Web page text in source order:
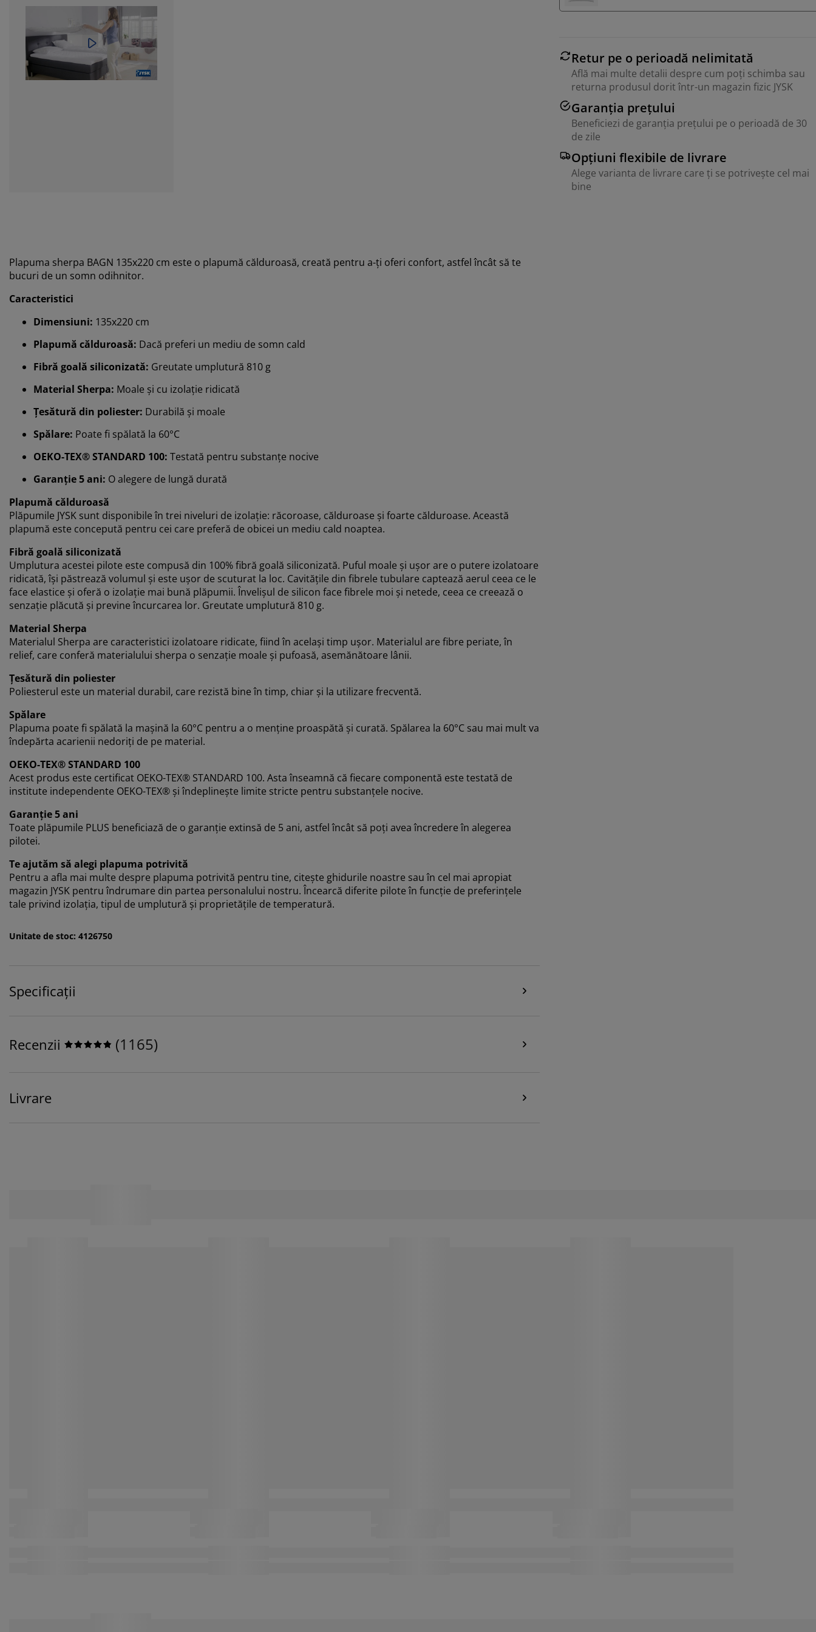
Retur pe o perioadă nelimitată
Află mai multe detalii despre cum poți schimba sau
returna produsul dorit într-un magazin fizic JYSK
Garanția prețului
Beneficiezi de garanția prețului pe o perioadă de 30
de zile
Opțiuni flexibile de livrare
Alege varianta de livrare care ți se potrivește cel mai
bine
Plapuma sherpa BAGN 135x220 cm este o plapumă călduroasă, creată pentru a-ți oferi confort, astfel încât să te
bucuri de un somn odihnitor.
Caracteristici
Dimensiuni: 135x220 cm
Plapumă călduroasă: Dacă preferi un mediu de somn cald
Fibră goală siliconizată: Greutate umplutură 810 g
Material Sherpa: Moale și cu izolație ridicată
Țesătură din poliester: Durabilă și moale
Spălare: Poate fi spălată la 60°C
OEKO-TEX® STANDARD 100: Testată pentru substanțe nocive
Garanție 5 ani: O alegere de lungă durată
Plapumă călduroasă
Plăpumile JYSK sunt disponibile în trei niveluri de izolație: răcoroase, călduroase și foarte călduroase. Această
plapumă este concepută pentru cei care preferă de obicei un mediu cald noaptea.
Fibră goală siliconizată
Umplutura acestei pilote este compusă din 100% fibră goală siliconizată. Puful moale și ușor are o putere izolatoare
ridicată, își păstrează volumul și este ușor de scuturat la loc. Cavitățile din fibrele tubulare captează aerul ceea ce le
face elastice și oferă o izolație mai bună plăpumii. Învelișul de silicon face fibrele moi și netede, ceea ce creează o
senzație plăcută și previne încurcarea lor. Greutate umplutură 810 g.
Material Sherpa
Materialul Sherpa are caracteristici izolatoare ridicate, fiind în același timp ușor. Materialul are fibre periate, în
relief, care conferă materialului sherpa o senzație moale și pufoasă, asemănătoare lânii.
Țesătură din poliester
Poliesterul este un material durabil, care rezistă bine în timp, chiar și la utilizare frecventă.
Spălare
Plapuma poate fi spălată la mașină la 60°C pentru a o menține proaspătă și curată. Spălarea la 60°C sau mai mult va
îndepărta acarienii nedoriți de pe material.
OEKO-TEX® STANDARD 100
Acest produs este certificat OEKO-TEX® STANDARD 100. Asta înseamnă că fiecare componentă este testată de
institute independente OEKO-TEX® și îndeplinește limite stricte pentru substanțele nocive.
Garanție 5 ani
Toate plăpumile PLUS beneficiază de o garanție extinsă de 5 ani, astfel încât să poți avea încredere în alegerea
pilotei.
Te ajutăm să alegi plapuma potrivită
Pentru a afla mai multe despre plapuma potrivită pentru tine, citește ghidurile noastre sau în cel mai apropiat
magazin JYSK pentru îndrumare din partea personalului nostru. Încearcă diferite pilote în funcție de preferințele
tale privind izolația, tipul de umplutură și proprietățile de temperatură.
Unitate de stoc: 4126750
Specificații
Recenzii (1165)
Livrare